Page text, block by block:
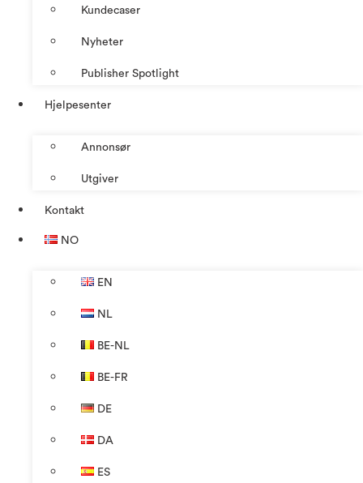
Kundecaser
Nyheter
Publisher Spotlight
Hjelpesenter
Annonsør
Utgiver
Kontakt
NO
EN
NL
BE-NL
BE-FR
DE
DA
ES